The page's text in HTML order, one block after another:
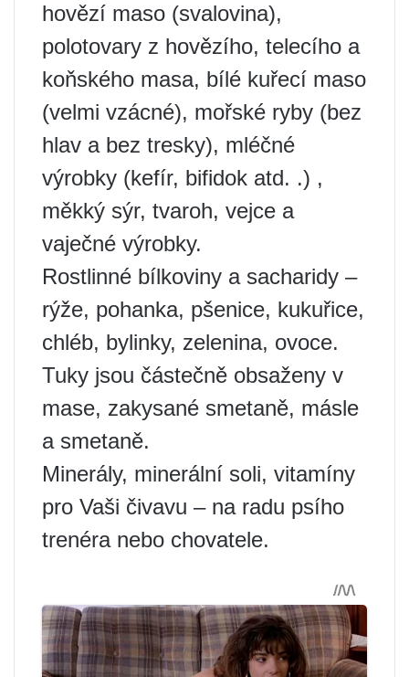
hovězí maso (svalovina),
polotovary z hovězího, telecího a
koňského masa, bílé kuřecí maso
(velmi vzácné), mořské ryby (bez
hlav a bez tresky), mléčné
výrobky (kefír, bifidok atd. .) ,
měkký sýr, tvaroh, vejce a
vaječné výrobky.
Rostlinné bílkoviny a sacharidy –
rýže, pohanka, pšenice, kukuřice,
chléb, bylinky, zelenina, ovoce.
Tuky jsou částečně obsaženy v
mase, zakysané smetaně, másle
a smetaně.
Minerály, minerální soli, vitamíny
pro Vaši čivavu – na radu psího
trenéra nebo chovatele.